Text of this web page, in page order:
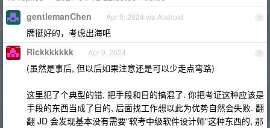
1
gentlemanChen Apr 9, 2024 via Android
牌挺好的，考虑出海吧
2
Rickkkkkkk Apr 9, 2024
(虽然是事后, 但以后如果注意还是可以少走点弯路)
这里犯了个典型的错, 把手段和目的搞混了. 你把考证这种应该是
手段的东西当成了目的, 后面找工作想以此为优势自然会失败. 翻
翻 JD 会发现基本没有需要"软考中级软件设计师"这种东西的, 那